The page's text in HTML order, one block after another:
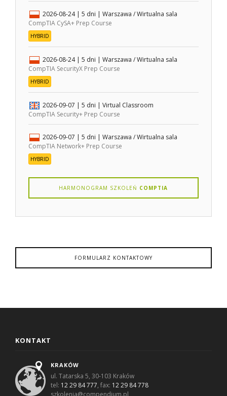
2026-08-24 | 5 dni | Warszawa / Wirtualna sala
CompTIA CySA+ Prep Course
HYBRID
2026-08-24 | 5 dni | Warszawa / Wirtualna sala
CompTIA SecurityX Prep Course
HYBRID
2026-09-07 | 5 dni | Virtual Classroom
CompTIA Security+ Prep Course
2026-09-07 | 5 dni | Warszawa / Wirtualna sala
CompTIA Network+ Prep Course
HYBRID
HARMONOGRAM SZKOLEŃ COMPTIA
FORMULARZ KONTAKTOWY
KONTAKT
KRAKÓW
ul. Tatarska 5, 30-103 Kraków
tel: 12 29 84 777, fax: 12 29 84 778